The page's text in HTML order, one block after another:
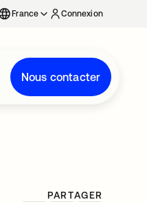
France Connexion
Nous contacter
PARTAGER